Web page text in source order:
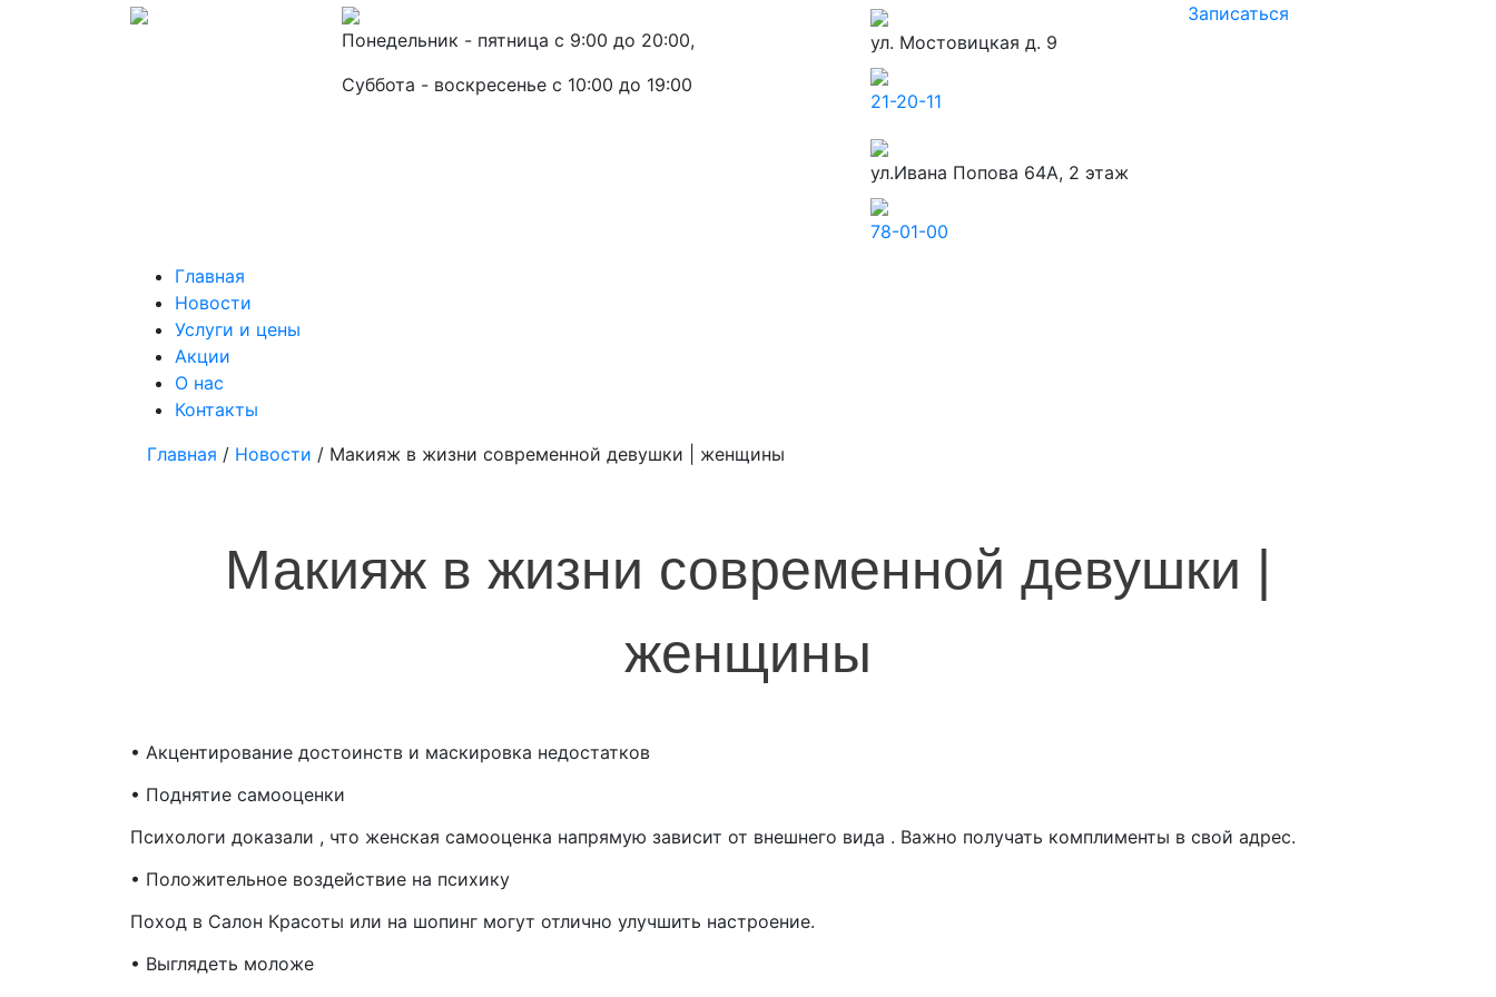
Понедельник - пятница с 9:00 до 20:00,
Суббота - воскресенье с 10:00 до 19:00
ул. Мостовицкая д. 9
21-20-11
ул.Ивана Попова 64А, 2 этаж
78-01-00
Записаться
Главная
Новости
Услуги и цены
Акции
О нас
Контакты
Главная / Новости / Макияж в жизни современной девушки | женщины
Макияж в жизни современной девушки |
женщины
• Акцентирование достоинств и маскировка недостатков
• Поднятие самооценки
Психологи доказали , что женская самооценка напрямую зависит от внешнего вида . Важно получать комплименты в свой адрес.
• Положительное воздействие на психику
Поход в Салон Красоты или на шопинг могут отлично улучшить настроение.
• Выглядеть моложе